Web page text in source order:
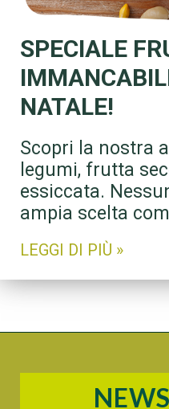
SPECIALE
NATALE!
Scopri la nostra
legumi, frutta
essiccata.
ampia scelta
LEGGI DI PIÙ »